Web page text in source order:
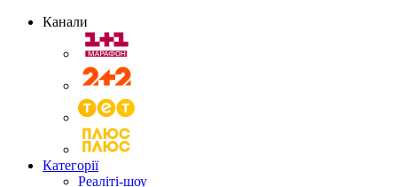
Канали
Категорії
Реаліті-шоу